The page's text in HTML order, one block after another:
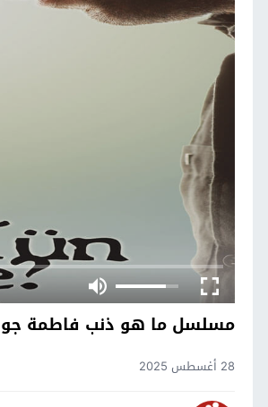
مسلسل ما هو ذنب فاطمة جول
28 أغسطس 2025